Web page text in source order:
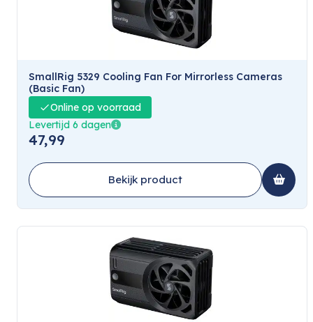
SmallRig 5329 Cooling Fan For Mirrorless Cameras
(Basic Fan)
Online op voorraad
Levertijd 6 dagen
47,99
Bekijk product